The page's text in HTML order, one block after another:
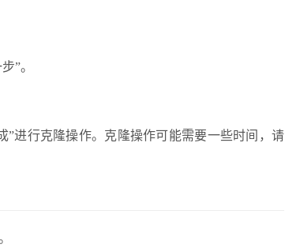
”。
”进行克隆操作。克隆操作可能需要一些时间，请